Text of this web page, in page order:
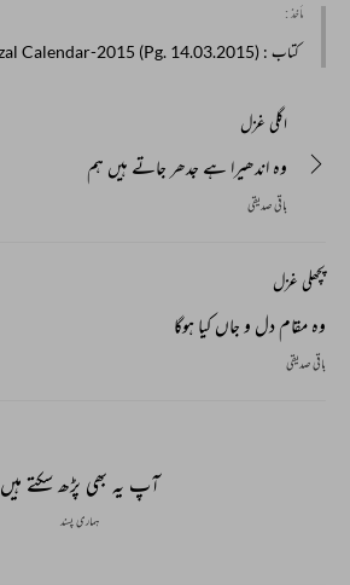
مأخذ :
کتاب : Ghazal Calendar-2015 (Pg. 14.03.2015)
اگلی غزل
وہ اندھیرا ہے جدھر جاتے ہیں ہم
باقی صدیقی
پچھلی غزل
وہ مقام دل و جاں کیا ہوگا
باقی صدیقی
آپ یہ بھی پڑھ سکتے ہیں
ہماری پسند